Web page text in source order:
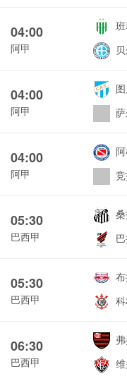
04:00
阿甲
04:00
阿甲
04:00
阿甲
05:30
巴西甲
05:30
巴西甲
06:30
巴西甲